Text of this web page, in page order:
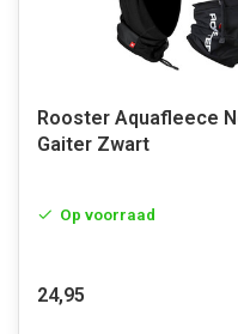
Rooster Aquafleece
Gaiter Zwart
Op voorraad
24,95